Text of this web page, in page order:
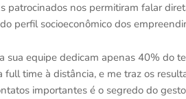
patrocinados nos permitiram falar
perfil socioeconômico dos
sua equipe dedicam apenas 40% do
time à distância, e me traz os
importantes é o segredo do